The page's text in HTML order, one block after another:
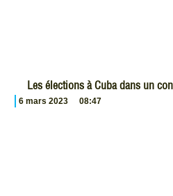
Les élections à Cuba dans un
6 mars 2023 08:47